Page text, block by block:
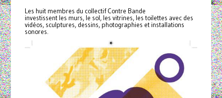
Les huit membres du collectif Contre Bande
investissent les murs, le sol, les vitrines, les toilettes avec des
vidéos, sculptures, dessins, photographies et installations
sonores.